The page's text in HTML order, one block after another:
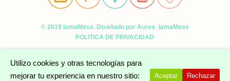
© 2019 IamaMess. Diseñado por Aurea_IamaMess
POLITICA DE PRIVACIDAD
Utilizo cookies y otras tecnologías para
mejorar tu experiencia en nuestro sitio:
Aceptar Rechazar